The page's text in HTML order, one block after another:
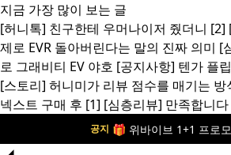
지금 가장 많이 보는 글
[허니톡] 친구한테 우머나이저 줬더니 [2]
제로 EVR 돌아버린다는 말의 진짜 의미 [
로 그래비티 EV 야호 [공지사항] 텐가 플
[스토리] 허니미가 리뷰 점수를 매기는 방
넥스트 구매 후 [1] [심층리뷰] 만족합니다
🛡️ 허니미 더블 개런티 서비